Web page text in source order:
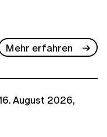
Mehr erfahren
August 2026,